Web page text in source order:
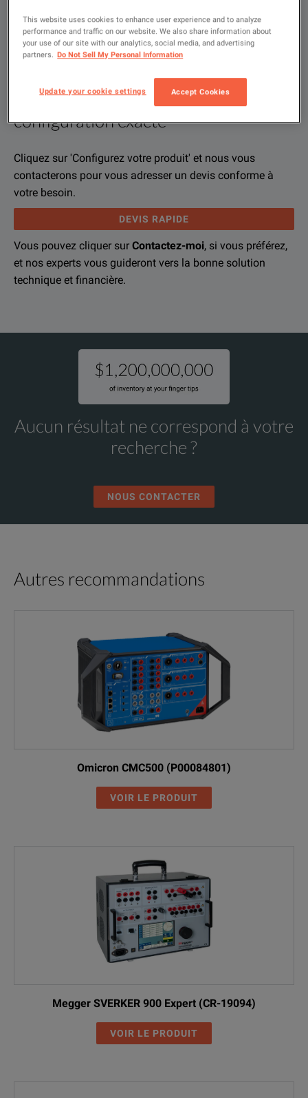
DESCRIPTION PRODUIT
RESSOURCES
Laissez-nous vous conseiller sur la
configuration exacte
Cliquez sur 'Configurez votre produit' et nous vous
contacterons pour vous adresser un devis conforme à
votre besoin.
DEVIS RAPIDE
Vous pouvez cliquer sur Contactez-moi, si vous préférez,
et nos experts vous guideront vers la bonne solution
technique et financière.
Description produit
If you would like to know more, pleaseget in touch
Ressources
Si vous désirez en savoir plus, merci prendre contact avec
Aucun résultat ne correspond à votre
recherche ?
NOUS CONTACTER
Autres recommandations
Omicron CMC500 (P00084801)
VOIR LE PRODUIT
Megger SVERKER 900 Expert (CR-19094)
VOIR LE PRODUIT
This website uses cookies to enhance user experience and to analyze
performance and traffic on our website. We also share information about
your use of our site with our analytics, social media, and advertising
partners.
Do Not Sell My Personal Information
Update your cookie settings Accept Cookies